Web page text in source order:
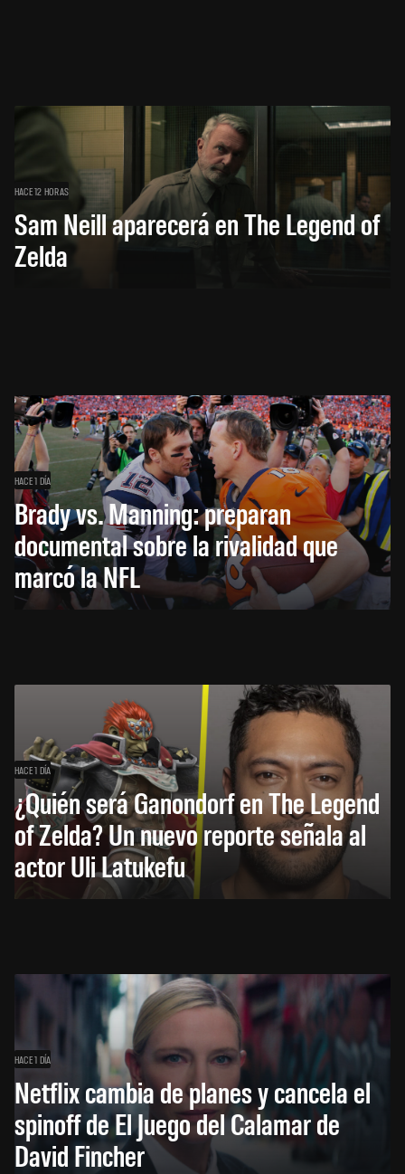
HACE 12 HORAS
Sam Neill aparecerá en The Legend of
Zelda
HACE 1 DÍA
Brady vs. Manning: preparan
documental sobre la rivalidad que
marcó la NFL
HACE 1 DÍA
¿Quién será Ganondorf en The Legend
of Zelda? Un nuevo reporte señala al
actor Uli Latukefu
HACE 1 DÍA
Netflix cambia de planes y cancela el
spinoff de El Juego del Calamar de
David Fincher